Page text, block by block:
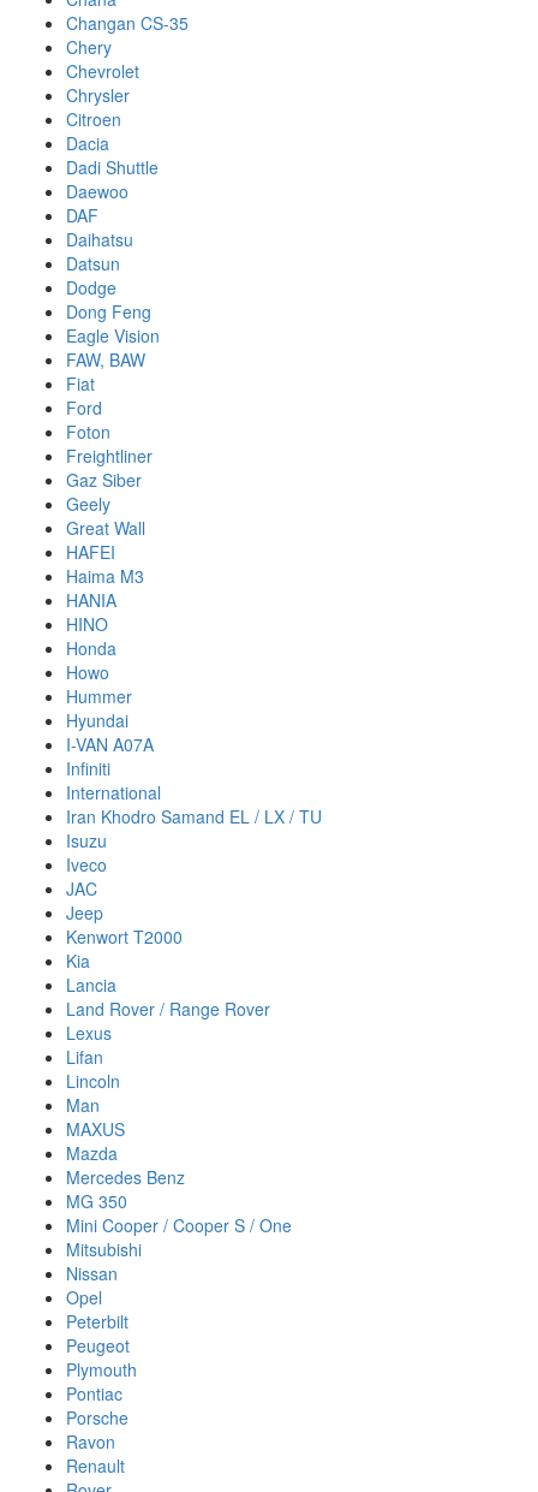
Changan CS-35
Chery
Chevrolet
Chrysler
Citroen
Dacia
Dadi Shuttle
Daewoo
DAF
Daihatsu
Datsun
Dodge
Dong Feng
Eagle Vision
FAW, BAW
Fiat
Ford
Foton
Freightliner
Gaz Siber
Geely
Great Wall
HAFEI
Haima M3
HANIA
HINO
Honda
Howo
Hummer
Hyundai
I-VAN A07A
Infiniti
International
Iran Khodro Samand EL / LX / TU
Isuzu
Iveco
JAC
Jeep
Kenwort T2000
Kia
Lancia
Land Rover / Range Rover
Lexus
Lifan
Lincoln
Man
MAXUS
Mazda
Mercedes Benz
MG 350
Mini Cooper / Cooper S / One
Mitsubishi
Nissan
Opel
Peterbilt
Peugeot
Plymouth
Pontiac
Porsche
Ravon
Renault